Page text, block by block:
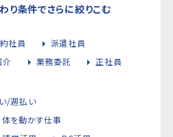
り条件でさらに絞りこむ
社員
派遣社員
介 業務委託 正社員
/週払い
体を動かす仕事